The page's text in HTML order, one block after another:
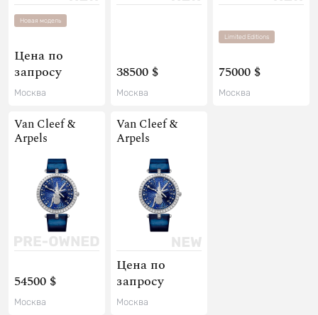
Новая модель
Цена по
запросу
Москва
38500 $
Москва
Limited Editions
75000 $
Москва
Van Cleef &
Arpels
54500 $
Москва
Van Cleef &
Arpels
Цена по
запросу
Москва